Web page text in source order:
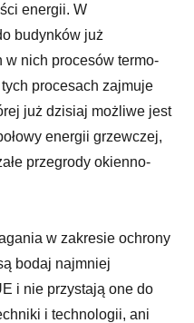
energii. W
budynków już
nich procesów termo-
procesach zajmuje
już dzisiaj możliwe jest
energii grzewczej,
przegrody okienno-
w zakresie ochrony
bodaj najmniej
i nie przystają one do
i technologii, ani